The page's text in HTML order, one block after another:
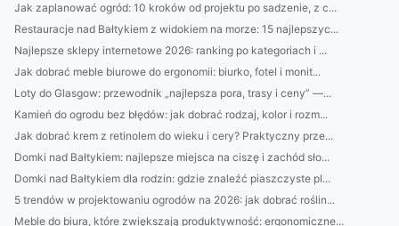
Jak zaplanować ogród: 10 kroków od projektu po sadzenie, z c...
Restauracje nad Bałtykiem z widokiem na morze: 15 najlepszyc...
Najlepsze sklepy internetowe 2026: ranking po kategoriach i ...
Jak dobrać meble biurowe do ergonomii: biurko, fotel i monit...
Loty do Glasgow: przewodnik „najlepsza pora, trasy i ceny” —...
Kamień do ogrodu bez błędów: jak dobrać rodzaj, kolor i rozm...
Jak dobrać krem z retinolem do wieku i cery? Praktyczny prze...
Domki nad Bałtykiem: najlepsze miejsca na ciszę i zachód sło...
Domki nad Bałtykiem dla rodzin: gdzie znaleźć piaszczyste pl...
5 trendów w projektowaniu ogrodów na 2026: jak dobrać roślin...
Meble do biura, które zwiększają produktywność: ergonomiczne...